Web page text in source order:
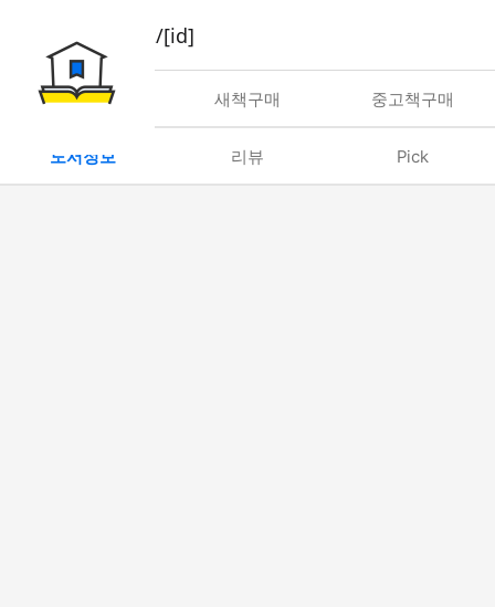
book/rent/[id]
대여 새책구매 중고책구매
도서정보 리뷰 Pick